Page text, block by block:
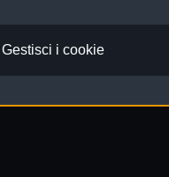
e
ufficiale
e coperto
Gestisci i cookie